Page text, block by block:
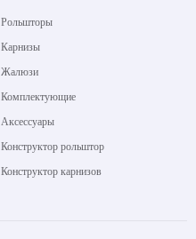
Рольшторы
Карнизы
Жалюзи
Комплектующие
Аксессуары
Конструктор рольштор
Конструктор карнизов